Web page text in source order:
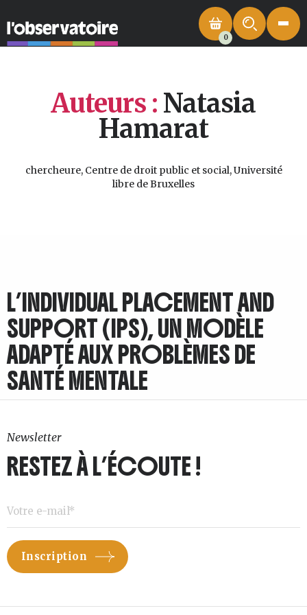
0
Auteurs : Natasia
Hamarat
chercheure, Centre de droit public et social, Université
libre de Bruxelles
L’INDIVIDUAL PLACEMENT AND
SUPPORT (IPS), UN MODÈLE
ADAPTÉ AUX PROBLÈMES DE
SANTÉ MENTALE
Newsletter
RESTEZ À L’ÉCOUTE !